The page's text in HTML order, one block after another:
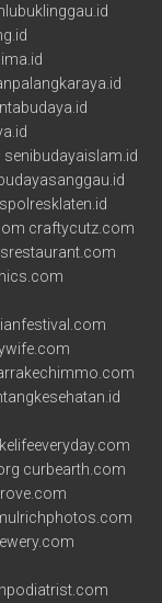
senibudayaislam.id
craftycutz.com
curbearth.com